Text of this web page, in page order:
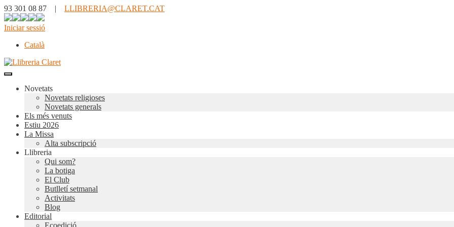
93 301 08 87 | LLIBRERIA@CLARET.CAT
Iniciar sessió
Català
Novetats
Novetats religioses
Novetats generals
Els més venuts
Estiu 2026
La Missa
Alta subscripció
Llibreria
Qui som?
La botiga
El Club
Butlletí setmanal
Activitats
Blog
Editorial
Ecoedició